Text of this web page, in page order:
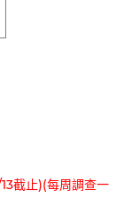
截止)(每周調查一